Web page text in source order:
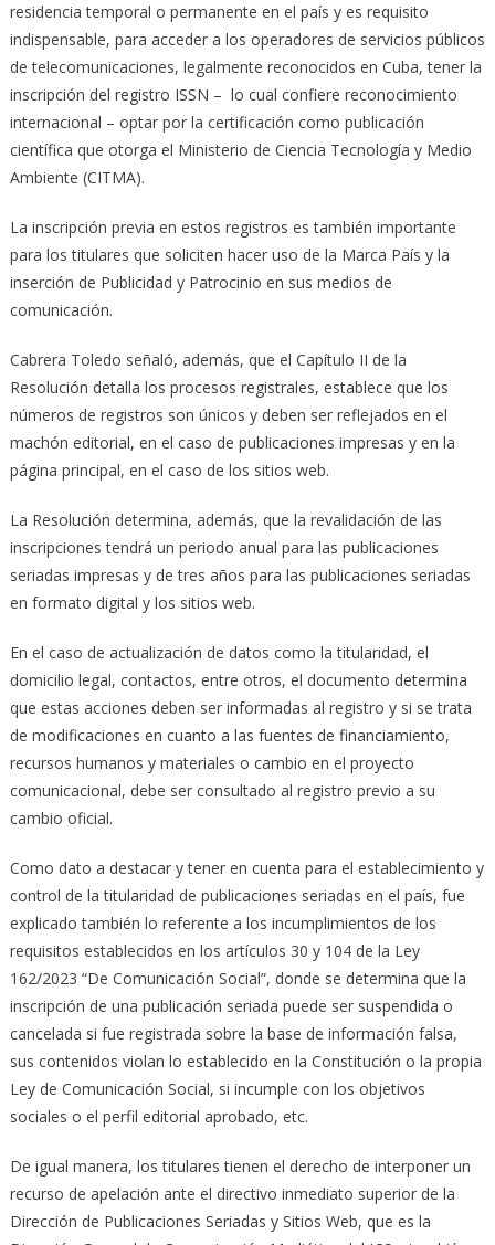
residencia temporal o permanente en el país y es requisito
indispensable, para acceder a los operadores de servicios públicos
de telecomunicaciones, legalmente reconocidos en Cuba, tener la
inscripción del registro ISSN – lo cual confiere reconocimiento
internacional – optar por la certificación como publicación
científica que otorga el Ministerio de Ciencia Tecnología y Medio
Ambiente (CITMA).
La inscripción previa en estos registros es también importante
para los titulares que soliciten hacer uso de la Marca País y la
inserción de Publicidad y Patrocinio en sus medios de
comunicación.
Cabrera Toledo señaló, además, que el Capítulo II de la
Resolución detalla los procesos registrales, establece que los
números de registros son únicos y deben ser reflejados en el
machón editorial, en el caso de publicaciones impresas y en la
página principal, en el caso de los sitios web.
La Resolución determina, además, que la revalidación de las
inscripciones tendrá un periodo anual para las publicaciones
seriadas impresas y de tres años para las publicaciones seriadas
en formato digital y los sitios web.
En el caso de actualización de datos como la titularidad, el
domicilio legal, contactos, entre otros, el documento determina
que estas acciones deben ser informadas al registro y si se trata
de modificaciones en cuanto a las fuentes de financiamiento,
recursos humanos y materiales o cambio en el proyecto
comunicacional, debe ser consultado al registro previo a su
cambio oficial.
Como dato a destacar y tener en cuenta para el establecimiento y
control de la titularidad de publicaciones seriadas en el país, fue
explicado también lo referente a los incumplimientos de los
requisitos establecidos en los artículos 30 y 104 de la Ley
162/2023 “De Comunicación Social”, donde se determina que la
inscripción de una publicación seriada puede ser suspendida o
cancelada si fue registrada sobre la base de información falsa,
sus contenidos violan lo establecido en la Constitución o la propia
Ley de Comunicación Social, si incumple con los objetivos
sociales o el perfil editorial aprobado, etc.
De igual manera, los titulares tienen el derecho de interponer un
recurso de apelación ante el directivo inmediato superior de la
Dirección de Publicaciones Seriadas y Sitios Web, que es la